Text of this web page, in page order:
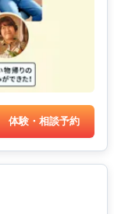
体験・相談予約